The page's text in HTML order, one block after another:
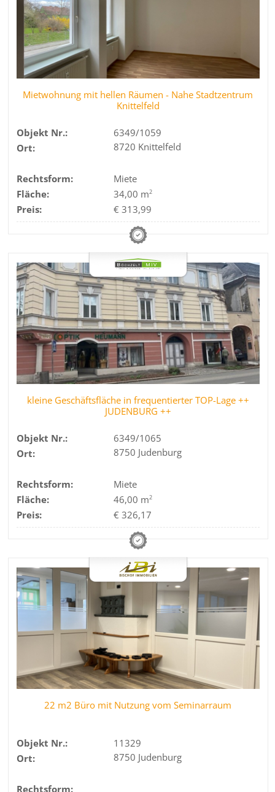
Mietwohnung mit hellen Räumen - Nahe Stadtzentrum
Knittelfeld
Objekt Nr.:
6349/1059
Ort:
8720 Knittelfeld
Rechtsform:
Miete
Fläche:
34,00 m2
Preis: € 313,99
kleine Geschäftsfläche in frequentierter TOP-Lage ++
JUDENBURG ++
Objekt Nr.:
6349/1065
Ort:
8750 Judenburg
Rechtsform:
Miete
Fläche:
46,00 m2
Preis: € 326,17
22 m2 Büro mit Nutzung vom Seminarraum
Objekt Nr.:
11329
Ort:
8750 Judenburg
Rechtsform: